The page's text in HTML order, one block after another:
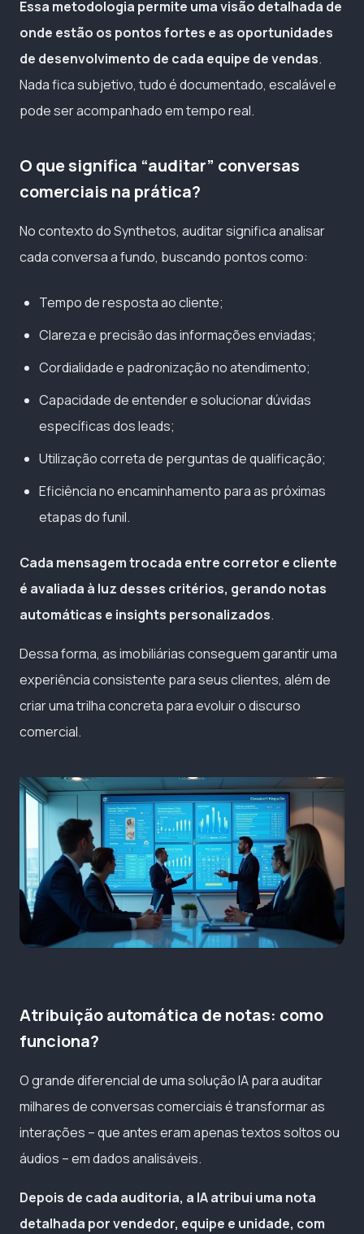
Essa metodologia permite uma visão detalhada de
onde estão os pontos fortes e as oportunidades
de desenvolvimento de cada equipe de vendas.
Nada fica subjetivo, tudo é documentado, escalável e
pode ser acompanhado em tempo real.
O que significa “auditar” conversas
comerciais na prática?
No contexto do Synthetos, auditar significa analisar
cada conversa a fundo, buscando pontos como:
Tempo de resposta ao cliente;
Clareza e precisão das informações enviadas;
Cordialidade e padronização no atendimento;
Capacidade de entender e solucionar dúvidas
específicas dos leads;
Utilização correta de perguntas de qualificação;
Eficiência no encaminhamento para as próximas
etapas do funil.
Cada mensagem trocada entre corretor e cliente
é avaliada à luz desses critérios, gerando notas
automáticas e insights personalizados.
Dessa forma, as imobiliárias conseguem garantir uma
experiência consistente para seus clientes, além de
criar uma trilha concreta para evoluir o discurso
comercial.
Atribuição automática de notas: como
funciona?
O grande diferencial de uma solução IA para auditar
milhares de conversas comerciais é transformar as
interações – que antes eram apenas textos soltos ou
áudios – em dados analisáveis.
Depois de cada auditoria, a IA atribui uma nota
detalhada por vendedor, equipe e unidade, com